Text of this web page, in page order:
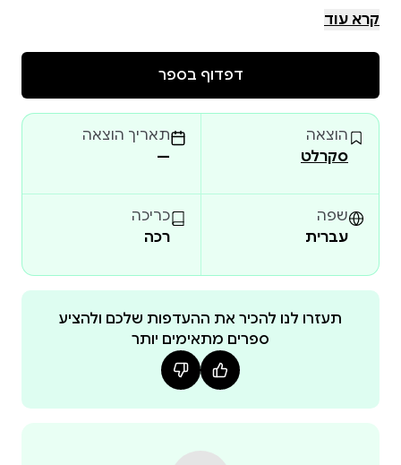
ללמד. היא מבריקה, רצינית ושקועה בעולמה עד שלילה
קוראים לי נייט לנטר, ומאז שהשנה האחרונה שלי בקולג'
אחרי שהחברה שלי השליכה אותי לצד, החלטתי לחיות
את החיים של כל שחקני הפוטבול הטיפוסיים. זיינתי בלי
הפסקה עד שכל הפנים של הבחורות השונות הפכו
ערב בודד בבר עם בחורה אבודה גרם לי לשכוח את הכול
הייתי בטוח שלעולם לא ניפגש שוב, אבל בבוקר למחרת
היא נכנסת לכיתת הביולוגיה כמרצה החדשה שלי. אני
רואה את הפחד בעיניה כשהיא מזהה אותי, ופשוט יודע
קרא עוד
דפדוף בספר
הוצאה
סקרלט
תאריך הוצאה
—
שפה
עברית
כריכה
רכה
תעזרו לנו להכיר את ההעדפות שלכם ולהציע
ספרים מתאימים יותר